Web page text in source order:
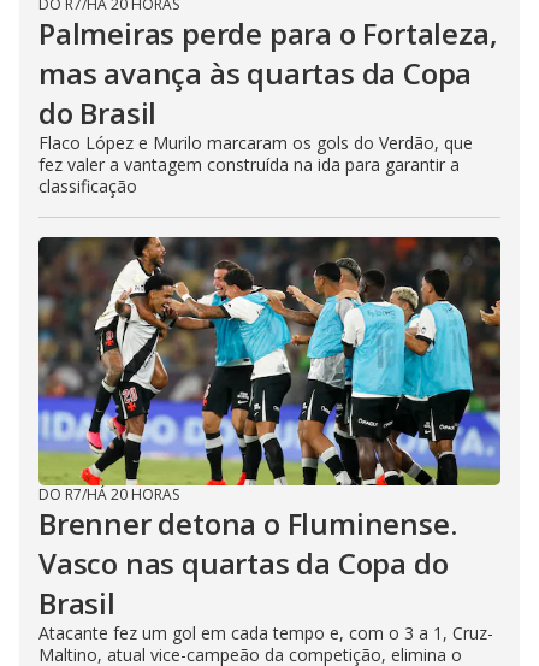
DO R7/HÁ 20 HORAS
Palmeiras perde para o Fortaleza,
mas avança às quartas da Copa
do Brasil
Flaco López e Murilo marcaram os gols do Verdão, que
fez valer a vantagem construída na ida para garantir a
classificação
DO R7/HÁ 20 HORAS
Brenner detona o Fluminense.
Vasco nas quartas da Copa do
Brasil
Atacante fez um gol em cada tempo e, com o 3 a 1, Cruz-
Maltino, atual vice-campeão da competição, elimina o